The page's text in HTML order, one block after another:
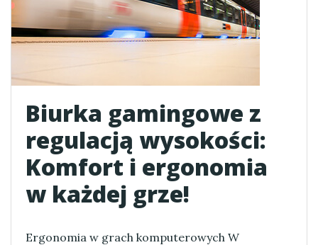
Biurka gamingowe z
regulacją wysokości:
Komfort i ergonomia
w każdej grze!
Ergonomia w grach komputerowych W